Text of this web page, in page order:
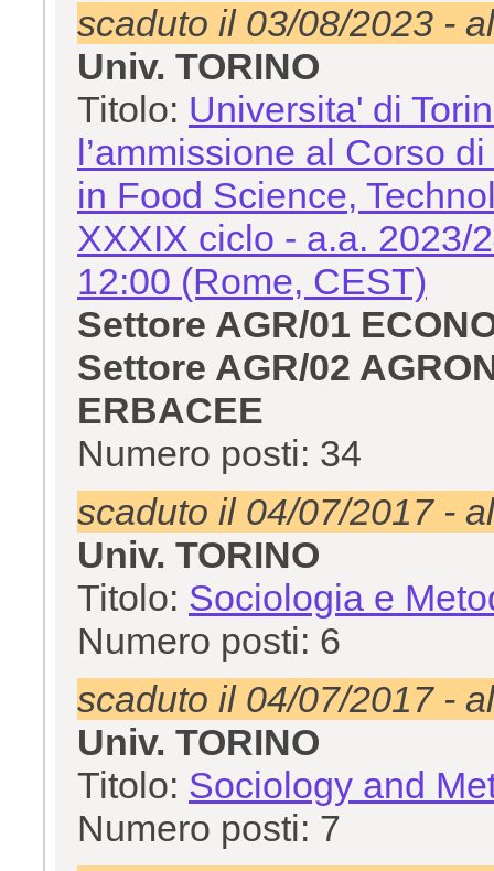
scaduto il 03/08/2023 -
Univ. TORINO
Titolo: Universita' di
l’ammissione al Corso
in Food Science,
XXXIX ciclo - a.a. 2023/
12:00 (Rome, CEST)
Settore AGR/01
Settore AGR/02
ERBACEE
Numero posti: 34
scaduto il 04/07/2017 -
Univ. TORINO
Titolo: Sociologia e
Numero posti: 6
scaduto il 04/07/2017 -
Univ. TORINO
Titolo: Sociology and
Numero posti: 7